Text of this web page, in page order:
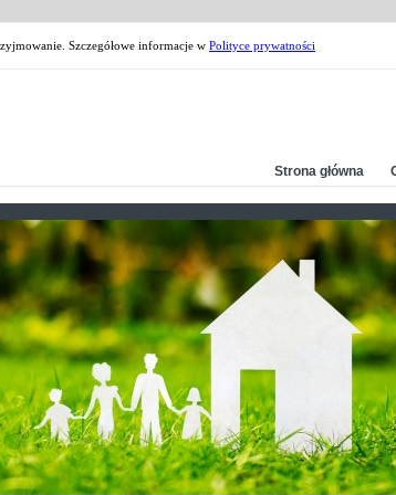
Szczegółowe informacje w Polityce prywatności
Strona główna